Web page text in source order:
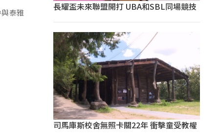
泰雅
長耀盃未來聯盟開打 UBA和SBL同場競技
司馬庫斯校舍無照卡關22年 衝擊童受教權